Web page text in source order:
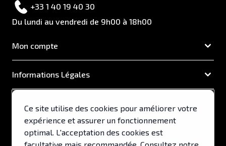
+33 1 40 19 40 30
Du lundi au vendredi de 9h00 à 18h00
Mon compte
Informations Légales
Support & Services
Ce site utilise des cookies pour améliorer votre
expérience et assurer un fonctionnement
optimal. L'acceptation des cookies est